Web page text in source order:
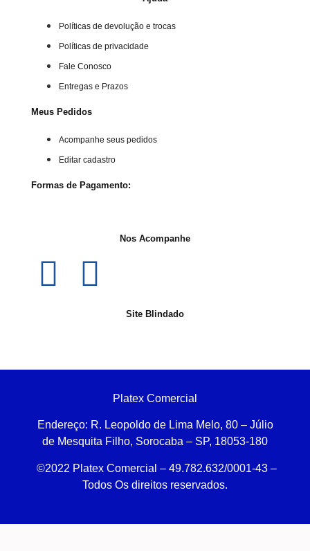
Políticas de devolução e trocas
Políticas de privacidade
Fale Conosco
Entregas e Prazos
Meus Pedidos
Acompanhe seus pedidos
Editar cadastro
Formas de Pagamento:
Nos Acompanhe
Site Blindado
Platex Comercial
Endereço: R. Leopoldo de Lima Melo, 80 – Júlio
de Mesquita Filho, Sorocaba – SP, 18053-180
©2022 Platex Comercial – 49.782.632/0001-43 –
Todos Os direitos reservados.